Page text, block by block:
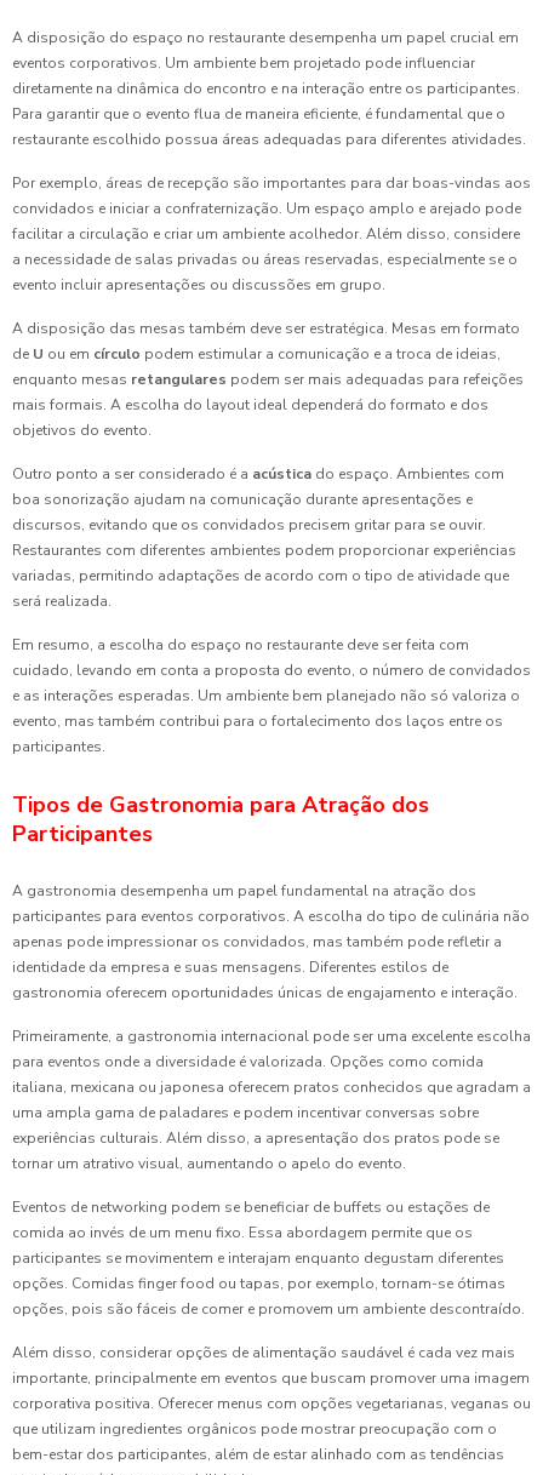
A disposição do espaço no restaurante desempenha um papel crucial em
eventos corporativos. Um ambiente bem projetado pode influenciar
diretamente na dinâmica do encontro e na interação entre os participantes.
Para garantir que o evento flua de maneira eficiente, é fundamental que o
restaurante escolhido possua áreas adequadas para diferentes atividades.
Por exemplo, áreas de recepção são importantes para dar boas-vindas aos
convidados e iniciar a confraternização. Um espaço amplo e arejado pode
facilitar a circulação e criar um ambiente acolhedor. Além disso, considere
a necessidade de salas privadas ou áreas reservadas, especialmente se o
evento incluir apresentações ou discussões em grupo.
A disposição das mesas também deve ser estratégica. Mesas em formato
de U ou em círculo podem estimular a comunicação e a troca de ideias,
enquanto mesas retangulares podem ser mais adequadas para refeições
mais formais. A escolha do layout ideal dependerá do formato e dos
objetivos do evento.
Outro ponto a ser considerado é a acústica do espaço. Ambientes com
boa sonorização ajudam na comunicação durante apresentações e
discursos, evitando que os convidados precisem gritar para se ouvir.
Restaurantes com diferentes ambientes podem proporcionar experiências
variadas, permitindo adaptações de acordo com o tipo de atividade que
será realizada.
Em resumo, a escolha do espaço no restaurante deve ser feita com
cuidado, levando em conta a proposta do evento, o número de convidados
e as interações esperadas. Um ambiente bem planejado não só valoriza o
evento, mas também contribui para o fortalecimento dos laços entre os
participantes.
Tipos de Gastronomia para Atração dos
Participantes
A gastronomia desempenha um papel fundamental na atração dos
participantes para eventos corporativos. A escolha do tipo de culinária não
apenas pode impressionar os convidados, mas também pode refletir a
identidade da empresa e suas mensagens. Diferentes estilos de
gastronomia oferecem oportunidades únicas de engajamento e interação.
Primeiramente, a gastronomia internacional pode ser uma excelente escolha
para eventos onde a diversidade é valorizada. Opções como comida
italiana, mexicana ou japonesa oferecem pratos conhecidos que agradam a
uma ampla gama de paladares e podem incentivar conversas sobre
experiências culturais. Além disso, a apresentação dos pratos pode se
tornar um atrativo visual, aumentando o apelo do evento.
Eventos de networking podem se beneficiar de buffets ou estações de
comida ao invés de um menu fixo. Essa abordagem permite que os
participantes se movimentem e interajam enquanto degustam diferentes
opções. Comidas finger food ou tapas, por exemplo, tornam-se ótimas
opções, pois são fáceis de comer e promovem um ambiente descontraído.
Além disso, considerar opções de alimentação saudável é cada vez mais
importante, principalmente em eventos que buscam promover uma imagem
corporativa positiva. Oferecer menus com opções vegetarianas, veganas ou
que utilizam ingredientes orgânicos pode mostrar preocupação com o
bem-estar dos participantes, além de estar alinhado com as tendências